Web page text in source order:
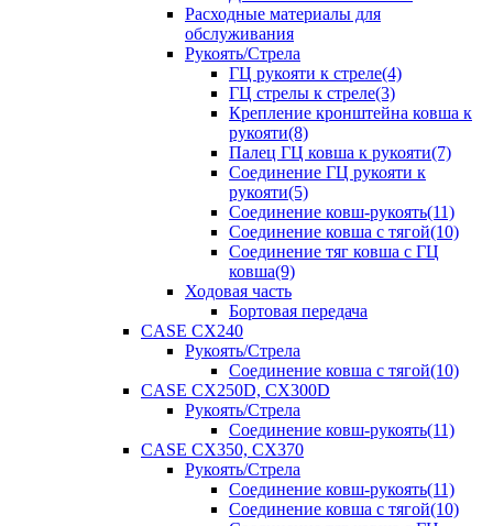
Расходные материалы для
обслуживания
Рукоять/Стрела
ГЦ рукояти к стреле(4)
ГЦ стрелы к стреле(3)
Крепление кронштейна ковша к
рукояти(8)
Палец ГЦ ковша к рукояти(7)
Соединение ГЦ рукояти к
рукояти(5)
Соединение ковш-рукоять(11)
Соединение ковша с тягой(10)
Соединение тяг ковша с ГЦ
ковша(9)
Ходовая часть
Бортовая передача
CASE CX240
Рукоять/Стрела
Соединение ковша с тягой(10)
CASE CX250D, CX300D
Рукоять/Стрела
Соединение ковш-рукоять(11)
CASE CX350, CX370
Рукоять/Стрела
Соединение ковш-рукоять(11)
Соединение ковша с тягой(10)